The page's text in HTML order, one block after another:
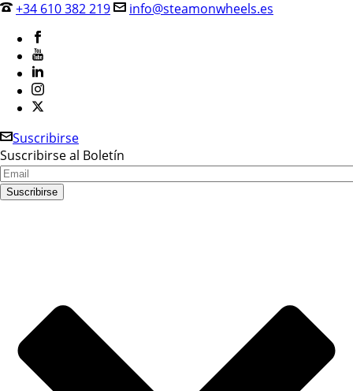
+34 610 382 219 info@steamonwheels.es
Suscribirse
Suscribirse al Boletín